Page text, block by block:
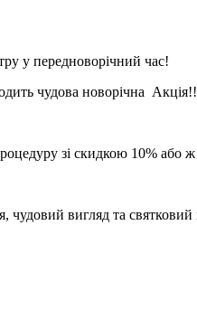
у передноворічний час!
чудова новорічна
зі скидкою 10% або
вигляд та святковий